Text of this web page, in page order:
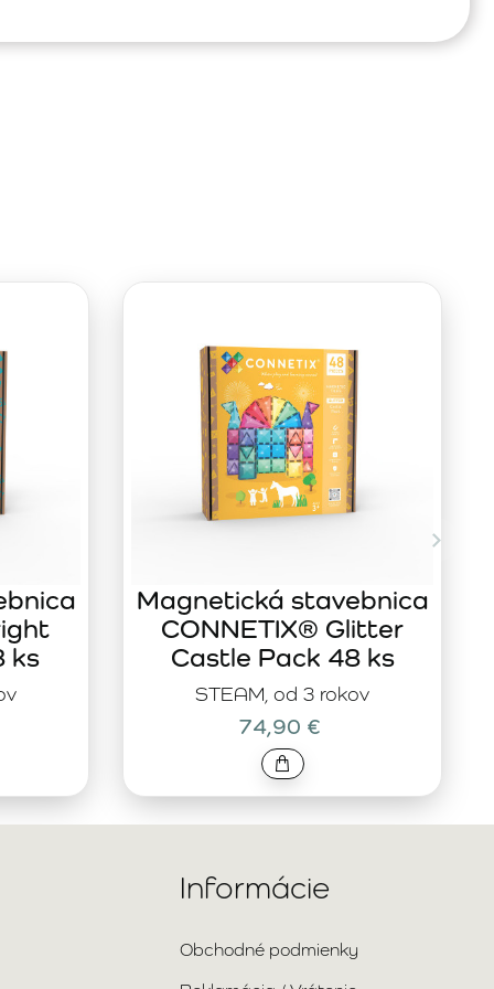
ks
STEAM, od 3 rokov
Magnetická stavebnica
CONNETIX® Glitter
Castle Pack 48 ks
74,90 €
Informácie
Obchodné podmienky